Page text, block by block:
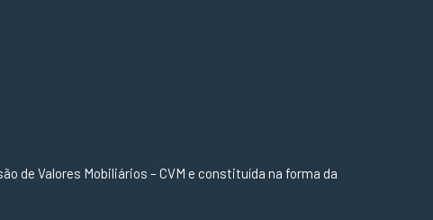
de Valores Mobiliários – CVM e constituída na forma da